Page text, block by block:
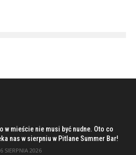
w mieście nie musi być nudne. Oto co
nas w sierpniu w Pitlane Summer Bar!
6 SIERPNIA 2026